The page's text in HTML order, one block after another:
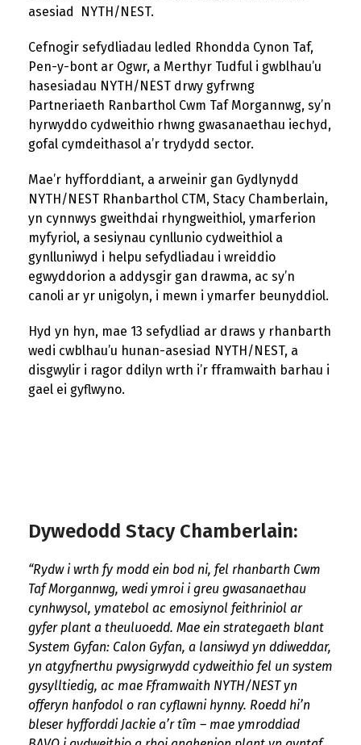
asesiad NYTH/NEST.
Cefnogir sefydliadau ledled Rhondda Cynon Taf,
Pen-y-bont ar Ogwr, a Merthyr Tudful i gwblhau’u
hasesiadau NYTH/NEST drwy gyfrwng
Partneriaeth Ranbarthol Cwm Taf Morgannwg, sy’n
hyrwyddo cydweithio rhwng gwasanaethau iechyd,
gofal cymdeithasol a’r trydydd sector.
Mae’r hyfforddiant, a arweinir gan Gydlynydd
NYTH/NEST Rhanbarthol CTM, Stacy Chamberlain,
yn cynnwys gweithdai rhyngweithiol, ymarferion
myfyriol, a sesiynau cynllunio cydweithiol a
gynlluniwyd i helpu sefydliadau i wreiddio
egwyddorion a addysgir gan drawma, ac sy’n
canoli ar yr unigolyn, i mewn i ymarfer beunyddiol.
Hyd yn hyn, mae 13 sefydliad ar draws y rhanbarth
wedi cwblhau’u hunan-asesiad NYTH/NEST, a
disgwylir i ragor ddilyn wrth i’r fframwaith barhau i
gael ei gyflwyno.
Dywedodd Stacy Chamberlain:
“Rydw i wrth fy modd ein bod ni, fel rhanbarth Cwm
Taf Morgannwg, wedi ymroi i greu gwasanaethau
cynhwysol, ymatebol ac emosiynol feithriniol ar
gyfer plant a theuluoedd. Mae ein strategaeth blant
System Gyfan: Calon Gyfan, a lansiwyd yn ddiweddar,
yn atgyfnerthu pwysigrwydd cydweithio fel un system
gysylltiedig, ac mae Fframwaith NYTH/NEST yn
offeryn hanfodol o ran cyflawni hynny. Roedd hi’n
bleser hyfforddi Jackie a’r tîm – mae ymroddiad